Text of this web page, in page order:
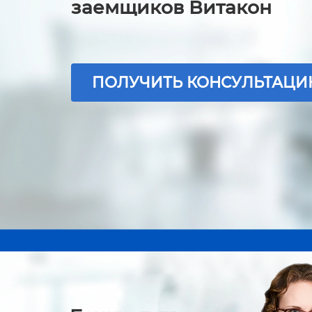
заемщиков Витакон
ПОЛУЧИТЬ